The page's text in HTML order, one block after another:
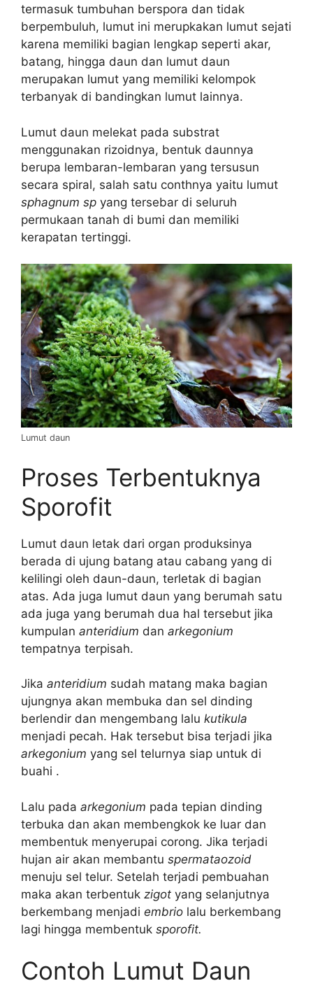
termasuk tumbuhan berspora dan tidak
berpembuluh, lumut ini merupkakan lumut sejati
karena memiliki bagian lengkap seperti akar,
batang, hingga daun dan lumut daun
merupakan lumut yang memiliki kelompok
terbanyak di bandingkan lumut lainnya.
Lumut daun melekat pada substrat
menggunakan rizoidnya, bentuk daunnya
berupa lembaran-lembaran yang tersusun
secara spiral, salah satu conthnya yaitu lumut
sphagnum sp yang tersebar di seluruh
permukaan tanah di bumi dan memiliki
kerapatan tertinggi.
Lumut daun
Proses Terbentuknya
Sporofit
Lumut daun letak dari organ produksinya
berada di ujung batang atau cabang yang di
kelilingi oleh daun-daun, terletak di bagian
atas. Ada juga lumut daun yang berumah satu
ada juga yang berumah dua hal tersebut jika
kumpulan anteridium dan arkegonium
tempatnya terpisah.
Jika anteridium sudah matang maka bagian
ujungnya akan membuka dan sel dinding
berlendir dan mengembang lalu kutikula
menjadi pecah. Hak tersebut bisa terjadi jika
arkegonium yang sel telurnya siap untuk di
buahi .
Lalu pada arkegonium pada tepian dinding
terbuka dan akan membengkok ke luar dan
membentuk menyerupai corong. Jika terjadi
hujan air akan membantu spermataozoid
menuju sel telur. Setelah terjadi pembuahan
maka akan terbentuk zigot yang selanjutnya
berkembang menjadi embrio lalu berkembang
lagi hingga membentuk sporofit.
Contoh Lumut Daun